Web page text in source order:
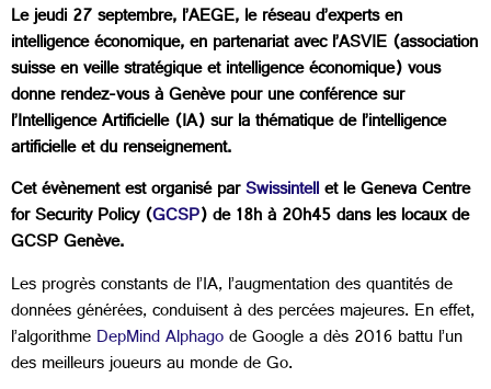
Le jeudi 27 septembre, l’AEGE, le réseau d’experts en
intelligence économique, en partenariat avec l’ASVIE (association
suisse en veille stratégique et intelligence économique) vous
donne rendez-vous à Genève pour une conférence sur
l’Intelligence Artificielle (IA) sur la thématique de l’intelligence
artificielle et du renseignement.
Cet évènement est organisé parSwissintellet le Geneva Centre
for Security Policy (GCSP) de 18h à 20h45 dans les locaux de
GCSP Genève.
Les progrès constants de l’IA, l’augmentation des quantités de
données générées, conduisent à des percées majeures. En effet,
l’algorithmeDepMind Alphagode Google a dès 2016 battu l’un
des meilleurs joueurs au monde de Go.